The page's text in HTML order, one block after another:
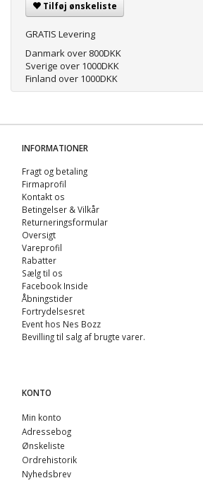
Tilføj ønskeliste
GRATIS Levering
Danmark over 800DKK
Sverige over 1000DKK
Finland over 1000DKK
INFORMATIONER
Fragt og betaling
Firmaprofil
Kontakt os
Betingelser & Vilkår
Returneringsformular
Oversigt
Vareprofil
Rabatter
Sælg til os
Facebook Inside
Åbningstider
Fortrydelsesret
Event hos Nes Bozz
Bevilling til salg af brugte varer.
KONTO
Min konto
Adressebog
Ønskeliste
Ordrehistorik
Nyhedsbrev